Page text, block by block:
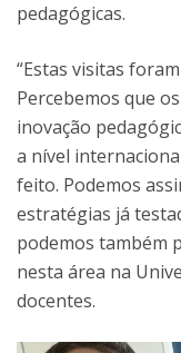
pedagógicas.
“Estas visitas
Percebemos que
inovação
a nível
feito. Podemos
estratégias já
podemos também
nesta área na
docentes.